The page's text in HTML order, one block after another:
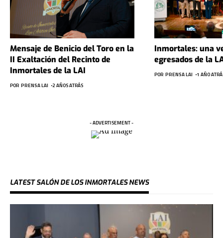
Mensaje de Benicio del Toro en la
II Exaltación del Recinto de
Inmortales de la LAI
POR PRENSA LAI 2 AÑOS ATRÁS
Inmortales: una
egresados de la
POR PRENSA LAI 1 AÑO
- ADVERTISEMENT -
LATEST SALÓN DE LOS INMORTALES NEWS